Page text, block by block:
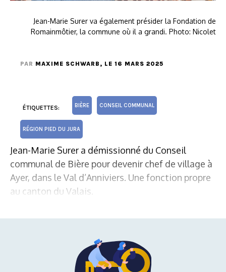
Jean-Marie Surer va également présider la Fondation de
Romainmôtier, la commune où il a grandi. Photo: Nicolet
PAR MAXIME SCHWARB , LE 16 MARS 2025
ÉTIQUETTES: BIÈRE CONSEIL COMMUNAL
RÉGION PIED DU JURA
Jean-Marie Surer a démissionné du Conseil
communal de Bière pour devenir chef de village à
Ayer, dans le Val d’Anniviers. Une fonction propre
au canton du Valais.